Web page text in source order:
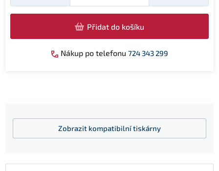
Přidat do košíku
Nákup po telefonu 724 343 299
Zobrazit kompatibilní tiskárny